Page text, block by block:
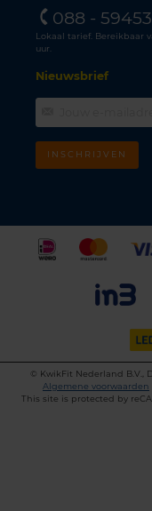
088 -
Lokaal tarief. Bereikbaar
uur.
Nieuwsbrief
INSCHRIJVEN
©
KwikFit Nederland B.V.,
Algemene voorwaarden
This site is protected by